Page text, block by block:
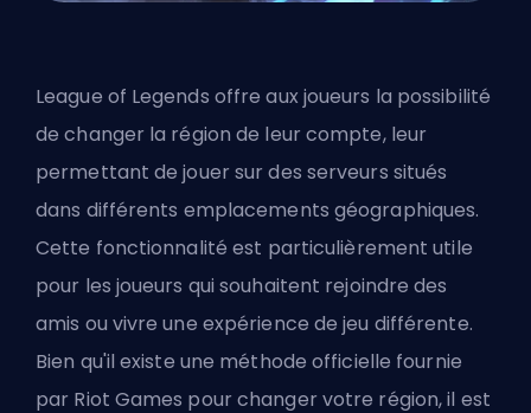
League of Legends offre aux joueurs la possibilité
de changer la région de leur compte, leur
permettant de jouer sur des serveurs situés
dans différents emplacements géographiques.
Cette fonctionnalité est particulièrement utile
pour les joueurs qui souhaitent rejoindre des
amis ou vivre une expérience de jeu différente.
Bien qu'il existe une méthode officielle fournie
par Riot Games pour changer votre région, il est